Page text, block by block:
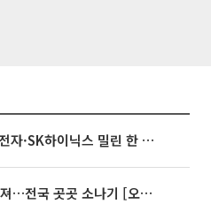
[베스트&워스트] 삼성전자·SK하이닉스 밀린 한 주…상상인증권은 85% 급등
35도 안팎 무더위 이어져…전국 곳곳 소나기 [오늘 날씨]